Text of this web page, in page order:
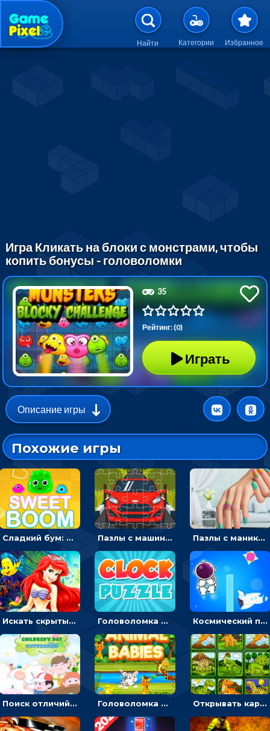
Перейти к основному
Найти Категории Избранное
Игра Кликать на блоки с монстрами, чтобы
копить бонусы - головоломки
35
Рейтинг: (0)
Играть
Описание игры
Похожие игры
Сладкий бум: тапнуть, чтобы взорвать желейки - головоломка Пазлы с машинами Форд: собирать картинки и открывать новые Пазлы с маникюром: собери идеальный рисунок для ногтей
Искать скрытый алфавит на картинках с мультяшными героями - головоломка для детей Головоломка с часами для детей: читать время по циферблату Космический побег: двигать космонавта, чтобы попасть к кораблю
Поиск отличий на картинках с детьми - головоломка Головоломка Звери-малыши: открывай карточки по очереди, чтобы найти одинаковые Открывать картинки с динозаврами и складывать в пары по памяти - головоломка